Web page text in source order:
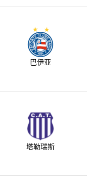
巴伊亚
塔勒瑞斯